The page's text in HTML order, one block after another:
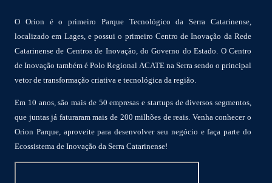
O Orion é o primeiro Parque Tecnológico da Serra Catarinense,
localizado em Lages, e possui o primeiro Centro de Inovação da Rede
Catarinense de Centros de Inovação, do Governo do Estado. O Centro
de Inovação também é Polo Regional ACATE na Serra sendo o principal
vetor de transformação criativa e tecnológica da região.
Em 10 anos, são mais de 50 empresas e startups de diversos segmentos,
que juntas já faturaram mais de 200 milhões de reais. Venha conhecer o
Orion Parque, aproveite para desenvolver seu negócio e faça parte do
Ecossistema de Inovação da Serra Catarinense!